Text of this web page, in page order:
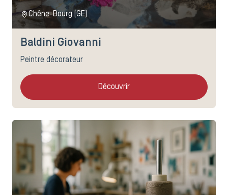
Chêne-Bourg (GE)
Baldini Giovanni
Peintre décorateur
Découvrir